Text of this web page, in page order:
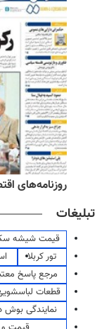
روزنامه‌های اقتصادی
تبلیغات
قیمت شیشه
تور کربلا
مرجع پاسخ
قطعات
نمایندگی بوش